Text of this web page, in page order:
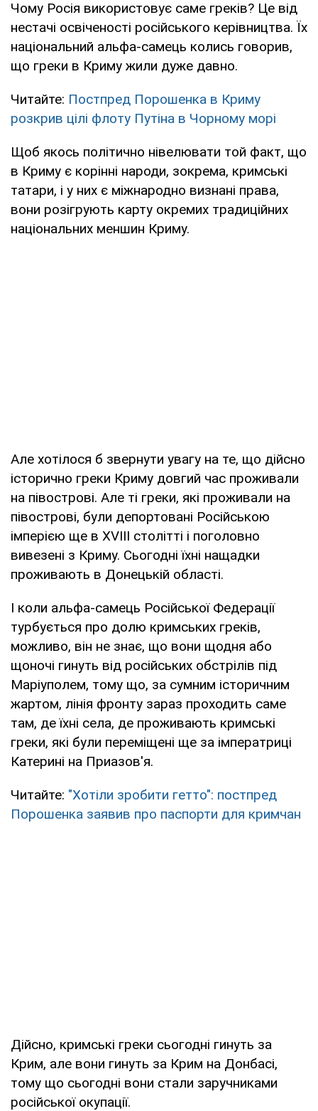
Чому Росія використовує саме греків? Це від
нестачі освіченості російського керівництва. Їх
національний альфа-самець колись говорив,
що греки в Криму жили дуже давно.
Читайте: Постпред Порошенка в Криму
розкрив цілі флоту Путіна в Чорному морі
Щоб якось політично нівелювати той факт, що
в Криму є корінні народи, зокрема, кримські
татари, і у них є міжнародно визнані права,
вони розігрують карту окремих традиційних
національних меншин Криму.
Але хотілося б звернути увагу на те, що дійсно
історично греки Криму довгий час проживали
на півострові. Але ті греки, які проживали на
півострові, були депортовані Російською
імперією ще в XVIII столітті і поголовно
вивезені з Криму. Сьогодні їхні нащадки
проживають в Донецькій області.
І коли альфа-самець Російської Федерації
турбується про долю кримських греків,
можливо, він не знає, що вони щодня або
щоночі гинуть від російських обстрілів під
Маріуполем, тому що, за сумним історичним
жартом, лінія фронту зараз проходить саме
там, де їхні села, де проживають кримські
греки, які були переміщені ще за імператриці
Катерині на Приазов'я.
Читайте: "Хотіли зробити гетто": постпред
Порошенка заявив про паспорти для кримчан
Дійсно, кримські греки сьогодні гинуть за
Крим, але вони гинуть за Крим на Донбасі,
тому що сьогодні вони стали заручниками
російської окупації.